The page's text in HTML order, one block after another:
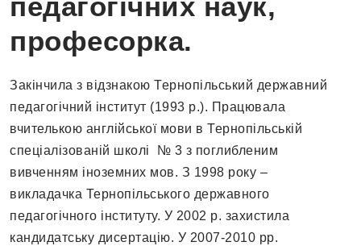
педагогічних наук,
професорка.
Закінчила з відзнакою Тернопільський державний
педагогічний інститут (1993 р.). Працювала
вчителькою англійської мови в Тернопільській
спеціалізованій школі № 3 з поглибленим
вивченням іноземних мов. З 1998 року –
викладачка Тернопільського державного
педагогічного інституту. У 2002 р. захистила
кандидатську дисертацію. У 2007-2010 рр.